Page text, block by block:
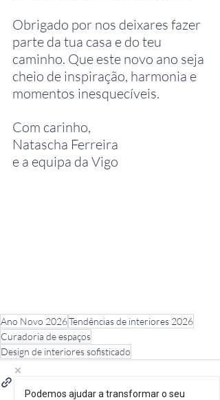
Obrigado por nos deixares fazer
parte da tua casa e do teu
caminho. Que este novo ano seja
cheio de inspiração, harmonia e
momentos inesquecíveis.
Com carinho,
Natascha Ferreira
e a equipa da Vigo
Ano Novo 2026Tendências de interiores 2026
Curadoria de espaços
Design de interiores sofisticado
Podemos ajudar a transformar o seu